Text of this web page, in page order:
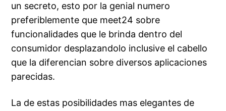
un secreto, esto por la genial numero
preferiblemente que meet24 sobre
funcionalidades que le brinda dentro del
consumidor desplazandolo inclusive el cabello
que la diferencian sobre diversos aplicaciones
parecidas.
La de estas posibilidades mas elegantes de